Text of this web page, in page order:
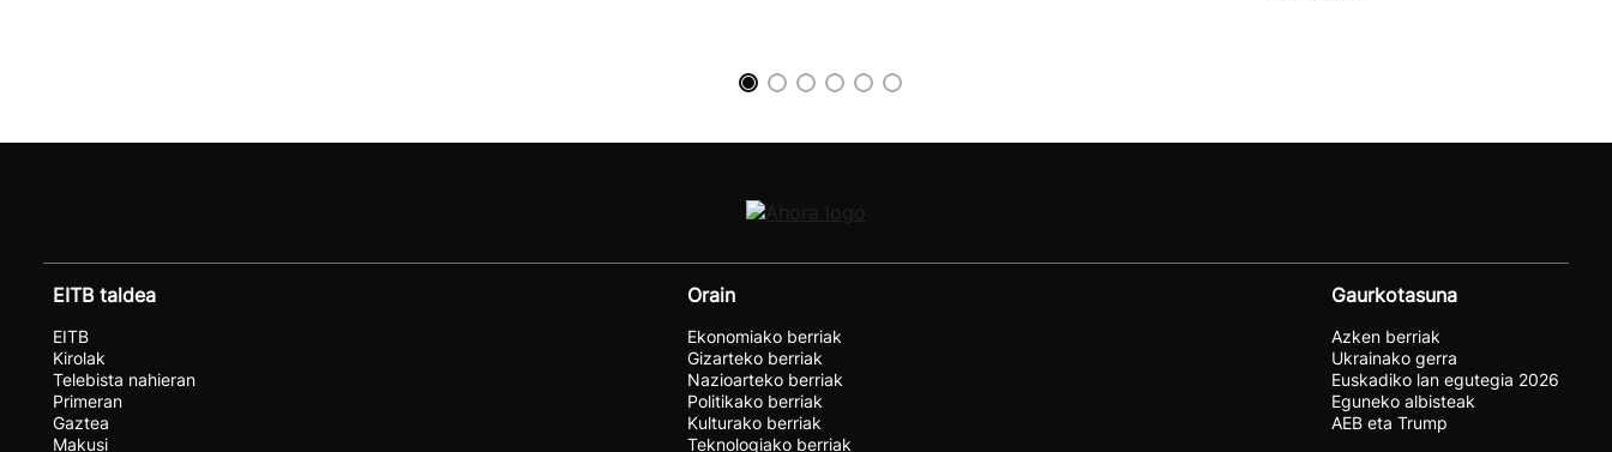
EITB taldea
EITB
Kirolak
Telebista nahieran
Primeran
Gaztea
Makusi
Orain
Ekonomiako berriak
Gizarteko berriak
Nazioarteko berriak
Politikako berriak
Kulturako berriak
Teknologiako berriak
Gaurkotasuna
Azken berriak
Ukrainako gerra
Euskadiko lan egutegia 2026
Eguneko albisteak
AEB eta Trump